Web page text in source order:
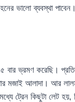
ভালো ব্যবস্থা পাবেন।
বার ভ্রমণ করেছি।
মজাই আলাদা। আর
কিছুটা লেট হয়,